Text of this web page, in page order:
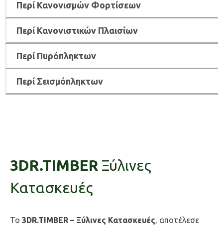
Περί Κανονισμών Φορτίσεων
Περί Κανονιστικών Πλαισίων
Περί Πυρόπληκτων
Περί Σεισμόπληκτων
3DR.TIMBER Ξύλινες
Κατασκευές
Το 3DR.TIMBER – Ξύλινες Κατασκευές, αποτέλεσε